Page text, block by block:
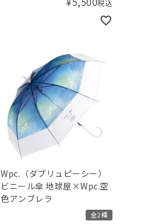
税込
Wpc.（ダブリュピーシー）
ビニール傘 地球屋×Wpc.空
色アンブレラ
全2種